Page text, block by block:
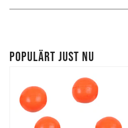
POPULÄRT JUST NU